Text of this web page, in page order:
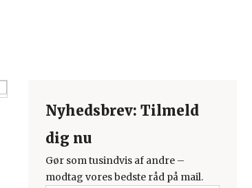
Nyhedsbrev: Tilmeld
dig nu
Gør som tusindvis af andre –
modtag vores bedste råd på mail.